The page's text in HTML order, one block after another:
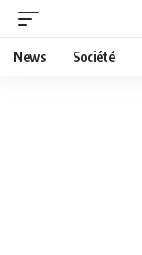
News Société